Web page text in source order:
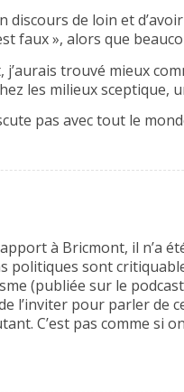
discours de loin et
faux », alors que
trouvé mieux
les milieux sceptique,
pas avec tout le
à Bricmont, il n’a
politiques sont
(publiée sur le
l’inviter pour parler de
C’est pas comme si